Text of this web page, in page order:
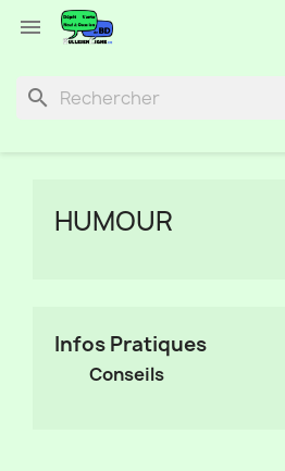

search
HUMOUR
Infos Pratiques
Conseils